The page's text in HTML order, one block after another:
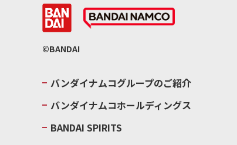
©BANDAI
バンダイナムコグループのご紹介
バンダイナムコホールディングス
BANDAI SPIRITS